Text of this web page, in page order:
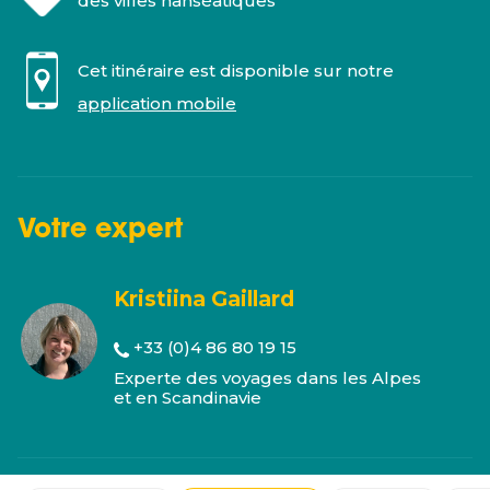
Cet itinéraire est disponible sur notre
application mobile
Votre expert
Kristiina Gaillard
+33 (0)4 86 80 19 15
Experte des voyages dans les Alpes
et en Scandinavie